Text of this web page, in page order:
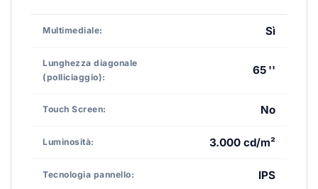
Multimediale: Sì
Lunghezza diagonale
(polliciaggio):
65 ''
Touch Screen: No
Luminosità: 3.000 cd/m²
Tecnologia pannello: IPS